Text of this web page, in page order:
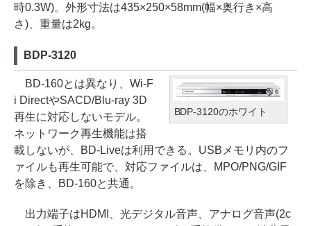
時0.3W)。外形寸法は435×250×58mm(幅×奥行き×高
さ)、重量は2kg。
BDP-3120
BDP-3120のホワイト
BD-160とは異なり、Wi-F
i DirectやSACD/Blu-ray 3D
再生に対応しないモデル。
ネットワーク再生機能は搭
載しないが、BD-Liveは利用できる。USBメモリ内のフ
ァイルも再生可能で、対応ファイルは、MPO/PNG/GIF
を除き、BD-160と共通。
出力端子はHDMI、光デジタル音声、アナログ音声(2c